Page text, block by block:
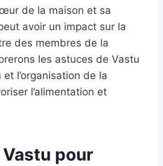
de la maison et sa
avoir un impact sur la
des membres de la
les astuces de Vastu
l’organisation de la
l’alimentation et
pour